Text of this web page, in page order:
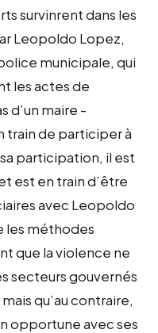
survinrent dans les
Leopoldo Lopez,
municipale, qui
les actes de
d’un maire -
train de participer à
participation, il est
est en train d’être
avec Leopoldo
les méthodes
que la violence ne
secteurs gouvernés
qu’au contraire,
opportune avec ses